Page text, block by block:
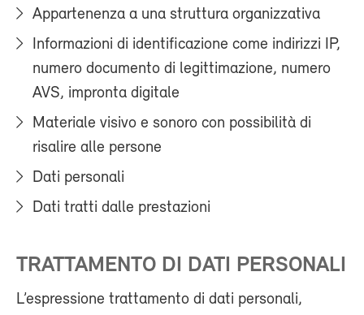
Appartenenza a una struttura organizzativa
Informazioni di identificazione come indirizzi IP,
numero documento di legittimazione, numero
AVS, impronta digitale
Materiale visivo e sonoro con possibilità di
risalire alle persone
Dati personali
Dati tratti dalle prestazioni
TRATTAMENTO DI DATI PERSONALI
L’espressione trattamento di dati personali,